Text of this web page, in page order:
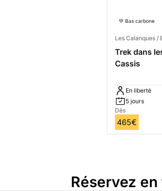
💚 Bas carbone
Les Calanques /
Trek dans
Cassis
En liberté
5 jours
Dès
465€
Réservez